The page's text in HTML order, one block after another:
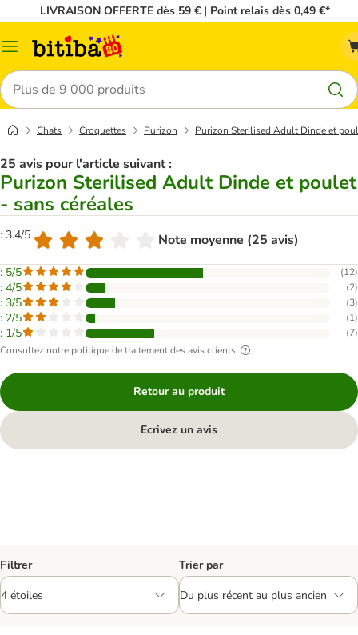
LIVRAISON OFFERTE dès 59 € | Point relais dès 0,49 €*
Menu
Rechercher
Chats Croquettes Purizon Purizon Sterilised Adult Dinde et
25 avis pour l'article suivant :
Purizon Sterilised Adult Dinde et poulet
- sans céréales
: 3.4/5 Note moyenne (25 avis)
: 5/5 (12)
: 4/5 (2)
: 3/5 (3)
: 2/5 (1)
: 1/5 (7)
Consultez notre politique de traitement des avis clients
Retour au produit
Ecrivez un avis
Filtrer Trier par